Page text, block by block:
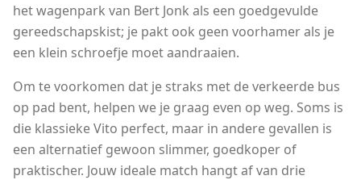
het wagenpark van Bert Jonk als een goedgevulde
gereedschapskist; je pakt ook geen voorhamer als je
een klein schroefje moet aandraaien.
Om te voorkomen dat je straks met de verkeerde bus
op pad bent, helpen we je graag even op weg. Soms is
die klassieke Vito perfect, maar in andere gevallen is
een alternatief gewoon slimmer, goedkoper of
praktischer. Jouw ideale match hangt af van drie